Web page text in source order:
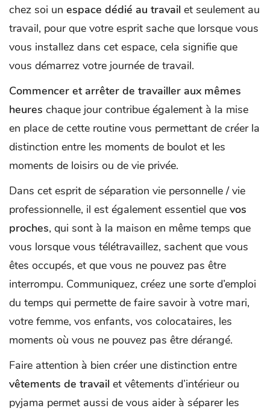
chez soi un espace dédié au travail et seulement au
travail, pour que votre esprit sache que lorsque vous
vous installez dans cet espace, cela signifie que
vous démarrez votre journée de travail.
Commencer et arrêter de travailler aux mêmes
heures chaque jour contribue également à la mise
en place de cette routine vous permettant de créer la
distinction entre les moments de boulot et les
moments de loisirs ou de vie privée.
Dans cet esprit de séparation vie personnelle / vie
professionnelle, il est également essentiel que vos
proches, qui sont à la maison en même temps que
vous lorsque vous télétravaillez, sachent que vous
êtes occupés, et que vous ne pouvez pas être
interrompu. Communiquez, créez une sorte d’emploi
du temps qui permette de faire savoir à votre mari,
votre femme, vos enfants, vos colocataires, les
moments où vous ne pouvez pas être dérangé.
Faire attention à bien créer une distinction entre
vêtements de travail et vêtements d’intérieur ou
pyjama permet aussi de vous aider à séparer les